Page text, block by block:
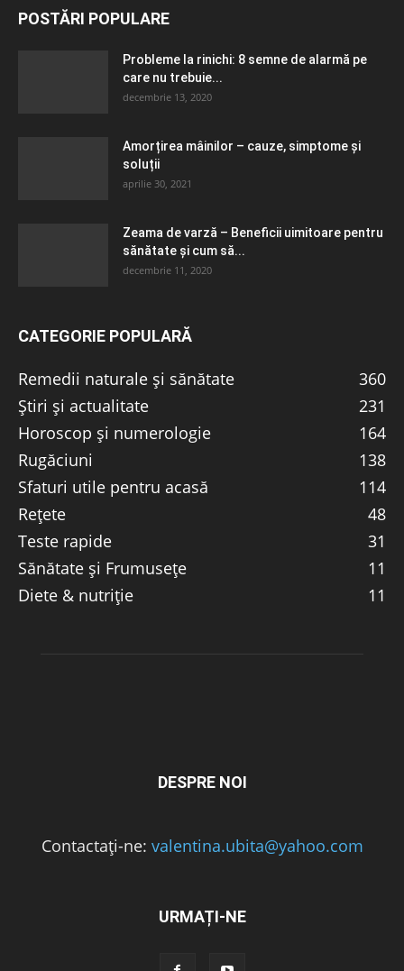
POSTĂRI POPULARE
Probleme la rinichi: 8 semne de alarmă pe
care nu trebuie...
decembrie 13, 2020
Amorțirea mâinilor – cauze, simptome și
soluții
aprilie 30, 2021
Zeama de varză – Beneficii uimitoare pentru
sănătate și cum să...
decembrie 11, 2020
CATEGORIE POPULARĂ
Remedii naturale și sănătate
360
Știri și actualitate
231
Horoscop și numerologie
164
Rugăciuni
138
Sfaturi utile pentru acasă
114
Rețete
48
Teste rapide
31
Sănătate și Frumusețe
11
Diete & nutriție
11
DESPRE NOI
Contactați-ne: valentina.ubita@yahoo.com
URMAȚI-NE